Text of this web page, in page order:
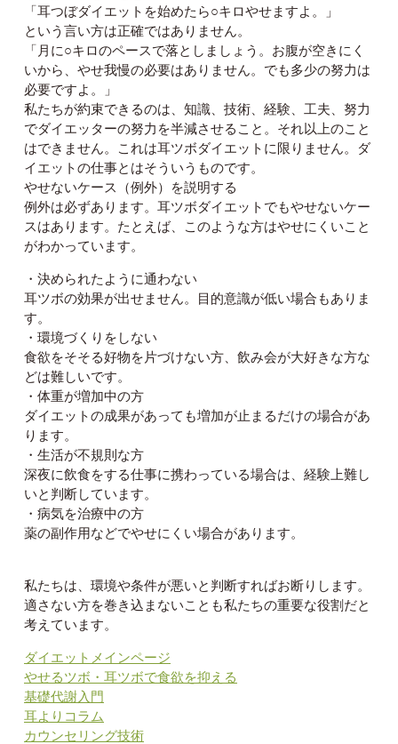
「耳つぼダイエットを始めたら○キロやせますよ。」
という言い方は正確ではありません。
「月に○キロのペースで落としましょう。お腹が空きにく
いから、やせ我慢の必要はありません。でも多少の努力は
必要ですよ。」
私たちが約束できるのは、知識、技術、経験、工夫、努力
でダイエッターの努力を半減させること。それ以上のこと
はできません。これは耳ツボダイエットに限りません。ダ
イエットの仕事とはそういうものです。
やせないケース（例外）を説明する
例外は必ずあります。耳ツボダイエットでもやせないケー
スはあります。たとえば、このような方はやせにくいこと
がわかっています。
・決められたように通わない
耳ツボの効果が出せません。目的意識が低い場合もありま
す。
・環境づくりをしない
食欲をそそる好物を片づけない方、飲み会が大好きな方な
どは難しいです。
・体重が増加中の方
ダイエットの成果があっても増加が止まるだけの場合があ
ります。
・生活が不規則な方
深夜に飲食をする仕事に携わっている場合は、経験上難し
いと判断しています。
・病気を治療中の方
薬の副作用などでやせにくい場合があります。
私たちは、環境や条件が悪いと判断すればお断りします。
適さない方を巻き込まないことも私たちの重要な役割だと
考えています。
ダイエットメインページ
やせるツボ・耳ツボで食欲を抑える
基礎代謝入門
耳よりコラム
カウンセリング技術